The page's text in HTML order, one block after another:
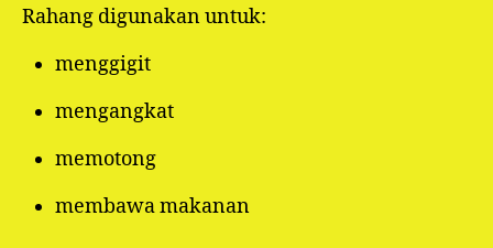
Rahang digunakan untuk:
menggigit
mengangkat
memotong
membawa makanan